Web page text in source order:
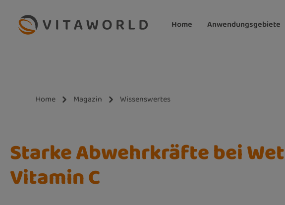
Hauptinhalt springen
Zur Suche springen
Zur Hauptnavigation springen
Home Anwendungsgebiete
Home Magazin Wissenswertes
Starke Abwehrkräfte bei
Vitamin C